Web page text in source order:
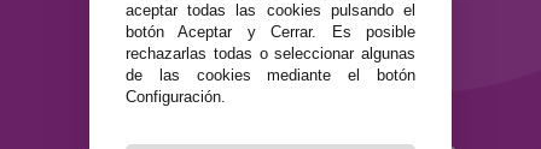
aceptar todas las cookies pulsando el
botón Aceptar y Cerrar. Es posible
rechazarlas todas o seleccionar algunas
de las cookies mediante el botón
Configuración.